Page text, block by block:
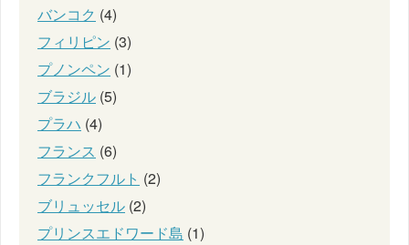
バンコク (4)
フィリピン (3)
プノンペン (1)
ブラジル (5)
プラハ (4)
フランス (6)
フランクフルト (2)
ブリュッセル (2)
プリンスエドワード島 (1)